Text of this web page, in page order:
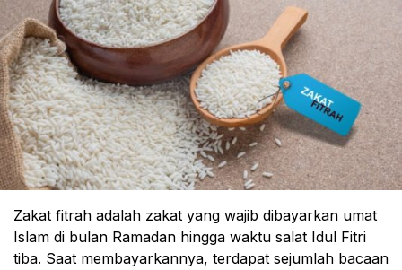
Zakat fitrah adalah zakat yang wajib dibayarkan umat
Islam di bulan Ramadan hingga waktu salat Idul Fitri
tiba. Saat membayarkannya, terdapat sejumlah bacaan